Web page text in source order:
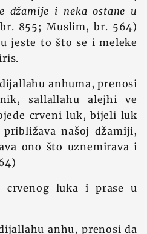
džamije i neka ostane u
855; Muslim, br. 564)
jeste to što se i meleke
anhuma, prenosi
sallallahu alejhi ve
crveni luk, bijeli luk
našoj džamiji,
ono što uznemirava i
crvenog luka i prase u
anhu, prenosi da